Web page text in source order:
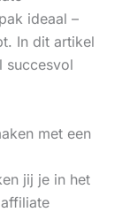
ideaal –
In dit artikel
succesvol
met een
jij je in het